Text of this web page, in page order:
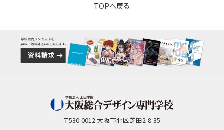
TOPへ戻る
〒530-0012 大阪市北区芝田2-8-35